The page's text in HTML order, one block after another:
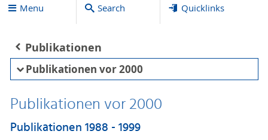
Menu Search Quicklinks
Publikationen
Publikationen vor 2000
Publikationen vor 2000
Publikationen 1988 - 1999